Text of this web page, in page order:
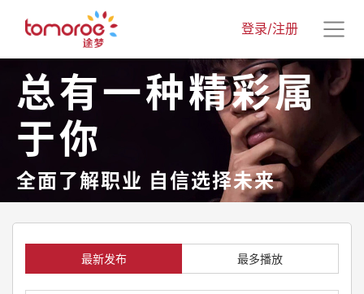
登录/注册
总有一种精彩属
于你
全面了解职业 自信选择未来
最新发布 最多播放